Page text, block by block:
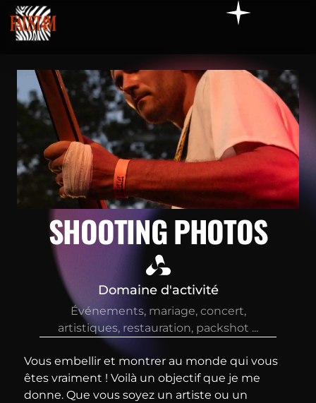
SHOOTING PHOTOS
Domaine d'activité
Événements, mariage, concert,
artistiques, restauration, packshot ...
Vous embellir et montrer au monde qui vous
êtes vraiment ! Voilà un objectif que je me
donne. Que vous soyez un artiste ou un